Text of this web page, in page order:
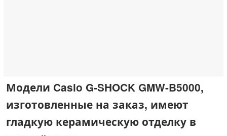
Модели Casio G-SHOCK GMW-B5000,
изготовленные на заказ, имеют
гладкую керамическую отделку в